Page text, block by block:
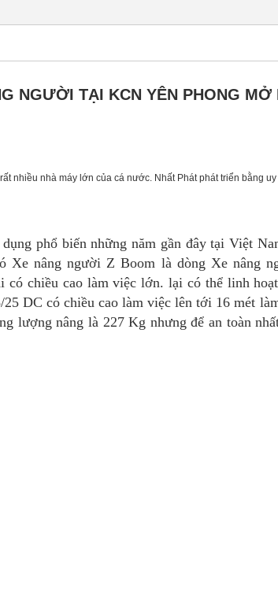
NGƯỜI TẠI KCN YÊN PHONG MỞ
nhiều nhà máy lớn của cá nước. Nhất Phát phát triển bằng
phổ biến những năm gần đây tại Việt
Xe nâng người Z Boom là dòng Xe nâng
có chiều cao làm việc lớn. lại có thể linh
DC có chiều cao làm việc lên tới 16 mét
lượng nâng là 227 Kg nhưng để an toàn